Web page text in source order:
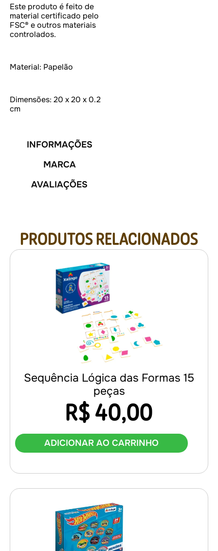
INFORMAÇÕES
MARCA
AVALIAÇÕES
Este produto é feito de
material certificado pelo
FSC® e outros materiais
controlados.
Material: Papelão
Dimensões: 20 x 20 x 0.2
cm
PRODUTOS RELACIONADOS
Sequência Lógica das Formas 15
peças
R$40,00
ADICIONAR AO CARRINHO